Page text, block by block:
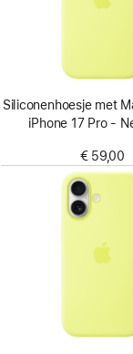
Siliconenhoesje met
iPhone 17 Pro -
€ 59,00